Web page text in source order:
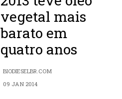
vegetal mais
barato em
quatro anos
BIODIESELBR.COM
09 JAN 2014